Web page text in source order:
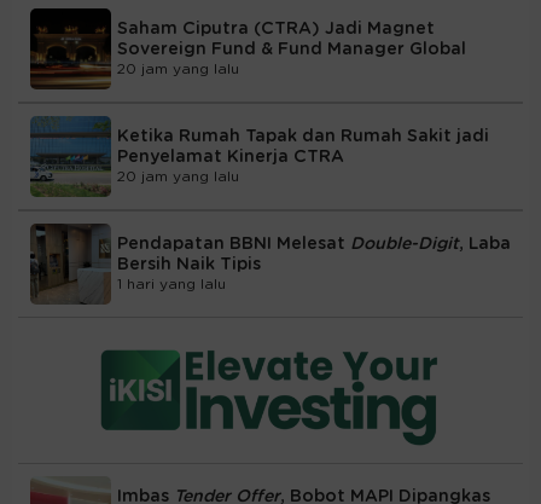
Saham Ciputra (CTRA) Jadi Magnet
Sovereign Fund & Fund Manager Global
20 jam yang lalu
Ketika Rumah Tapak dan Rumah Sakit jadi
Penyelamat Kinerja CTRA
20 jam yang lalu
Pendapatan BBNI Melesat Double-Digit, Laba
Bersih Naik Tipis
1 hari yang lalu
Imbas Tender Offer, Bobot MAPI Dipangkas